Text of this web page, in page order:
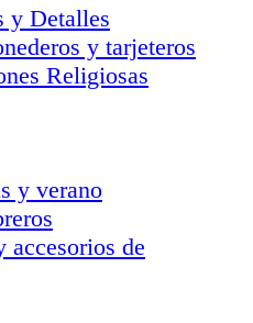
y Detalles
y tarjeteros
Religiosas
y verano
accesorios de